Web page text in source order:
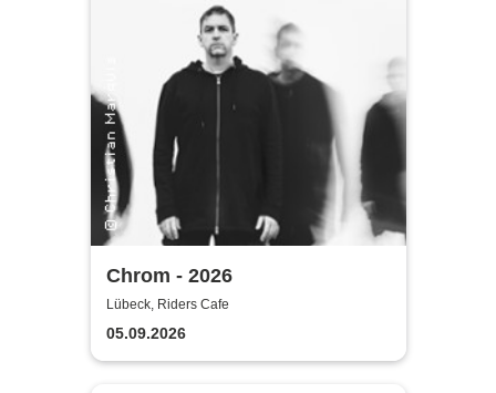
Chrom - 2026
Lübeck, Riders Cafe
05.09.2026